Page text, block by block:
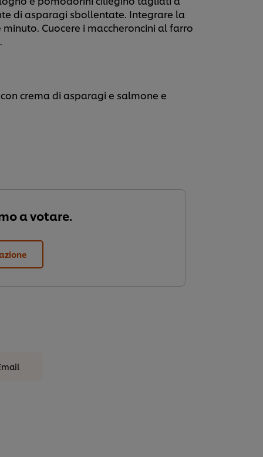
di asparagi sbollentate. Integrare la
Cuocere i maccheroncini al farro
crema di asparagi e salmone e
a votare.